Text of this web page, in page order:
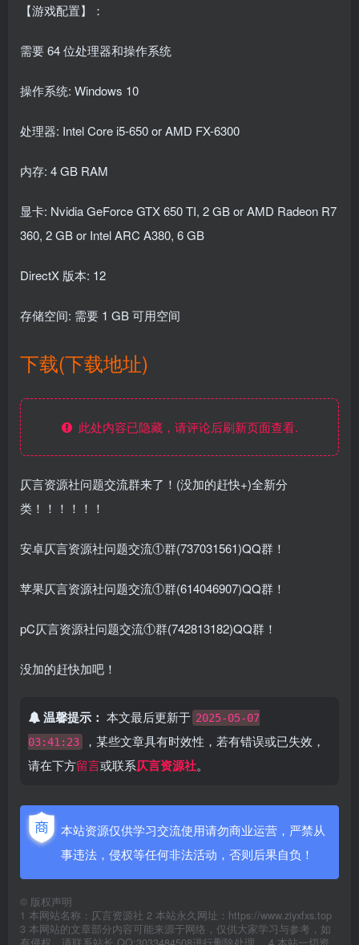
【游戏配置】：
需要 64 位处理器和操作系统
操作系统: Windows 10
处理器: Intel Core i5-650 or AMD FX-6300
内存: 4 GB RAM
显卡: Nvidia GeForce GTX 650 TI, 2 GB or AMD Radeon R7
360, 2 GB or Intel ARC A380, 6 GB
DirectX 版本: 12
存储空间: 需要 1 GB 可用空间
下载(下载地址)
此处内容已隐藏，请评论后刷新页面查看.
仄言资源社问题交流群来了！(没加的赶快+)全新分
类！！！！！！
安卓仄言资源社问题交流①群(737031561)QQ群！
苹果仄言资源社问题交流①群(614046907)QQ群！
pC仄言资源社问题交流①群(742813182)QQ群！
没加的赶快加吧！
温馨提示： 本文最后更新于 2025-05-07
03:41:23
，某些文章具有时效性，若有错误或已失效，
请在下方留言或联系仄言资源社。
本站资源仅供学习交流使用请勿商业运营，严禁从
事违法，侵权等任何非法活动，否则后果自负！
© 版权声明
1 本网站名称：仄言资源社 2 本站永久网址：https://www.ziyxfxs.top
3 本网站的文章部分内容可能来源于网络，仅供大家学习与参考，如